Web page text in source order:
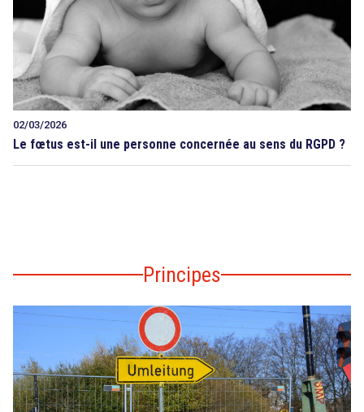
02/03/2026
Le fœtus est-il une personne concernée au sens du RGPD ?
Principes